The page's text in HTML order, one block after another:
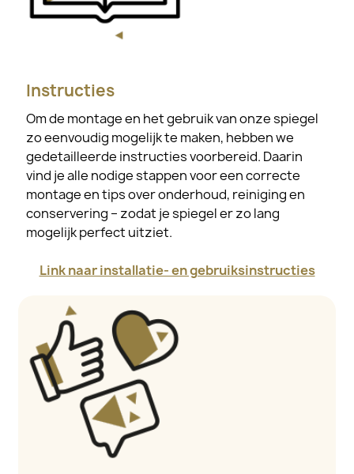
Instructies
Om de montage en het gebruik van onze spiegel
zo eenvoudig mogelijk te maken, hebben we
gedetailleerde instructies voorbereid. Daarin
vind je alle nodige stappen voor een correcte
montage en tips over onderhoud, reiniging en
conservering – zodat je spiegel er zo lang
mogelijk perfect uitziet.
Link naar installatie- en gebruiksinstructies